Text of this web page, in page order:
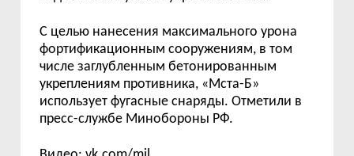
С целью нанесения максимального урона
фортификационным сооружениям, в том
числе заглубленным бетонированным
укреплениям противника, «Мста-Б»
использует фугасные снаряды. Отметили в
пресс-службе Минобороны РФ.